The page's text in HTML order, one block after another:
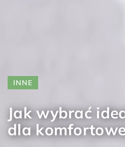
INNE
Jak wybrać
dla